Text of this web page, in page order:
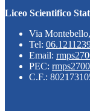
Liceo Scientifico
Via
Tel:
Email:
PEC:
C.F.: